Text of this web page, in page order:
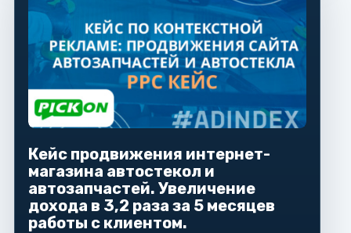
Кейс продвижения интернет-
магазина автостекол и
автозапчастей. Увеличение
дохода в 3,2 раза за 5 месяцев
работы с клиентом.